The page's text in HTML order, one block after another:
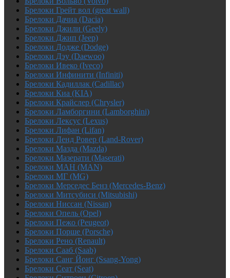
Брелоки Грейт вол (great wall)
Брелоки Дачиа (Dacia)
Брелоки Джили (Geely)
Брелоки Джип (Jeep)
Брелоки Додже (Dodge)
Брелоки Дэу (Daewoo)
Брелоки Ивеко (Iveco)
Брелоки Инфинити (Infiniti)
Брелоки Кадиллак (Cadillac)
Брелоки Киа (KIA)
Брелоки Крайслер (Chrysler)
Брелоки Ламборгини (Lamborghini)
Брелоки Лексус (Lexus)
Брелоки Лифан (Lifan)
Брелоки Ленд Ровер (Land-Rover)
Брелоки Мазда (Mazda)
Брелоки Мазерати (Maserati)
Брелоки МАН (MAN)
Брелоки МГ (MG)
Брелоки Мерседес Бенз (Mercedes-Benz)
Брелоки Митсубиси (Mitsubishi)
Брелоки Ниссан (Nissan)
Брелоки Опель (Opel)
Брелоки Пежо (Peugeot)
Брелоки Порше (Porsche)
Брелоки Рено (Renault)
Брелоки Сааб (Saab)
Брелоки Санг Йонг (Ssang-Yong)
Брелоки Сеат (Seat)